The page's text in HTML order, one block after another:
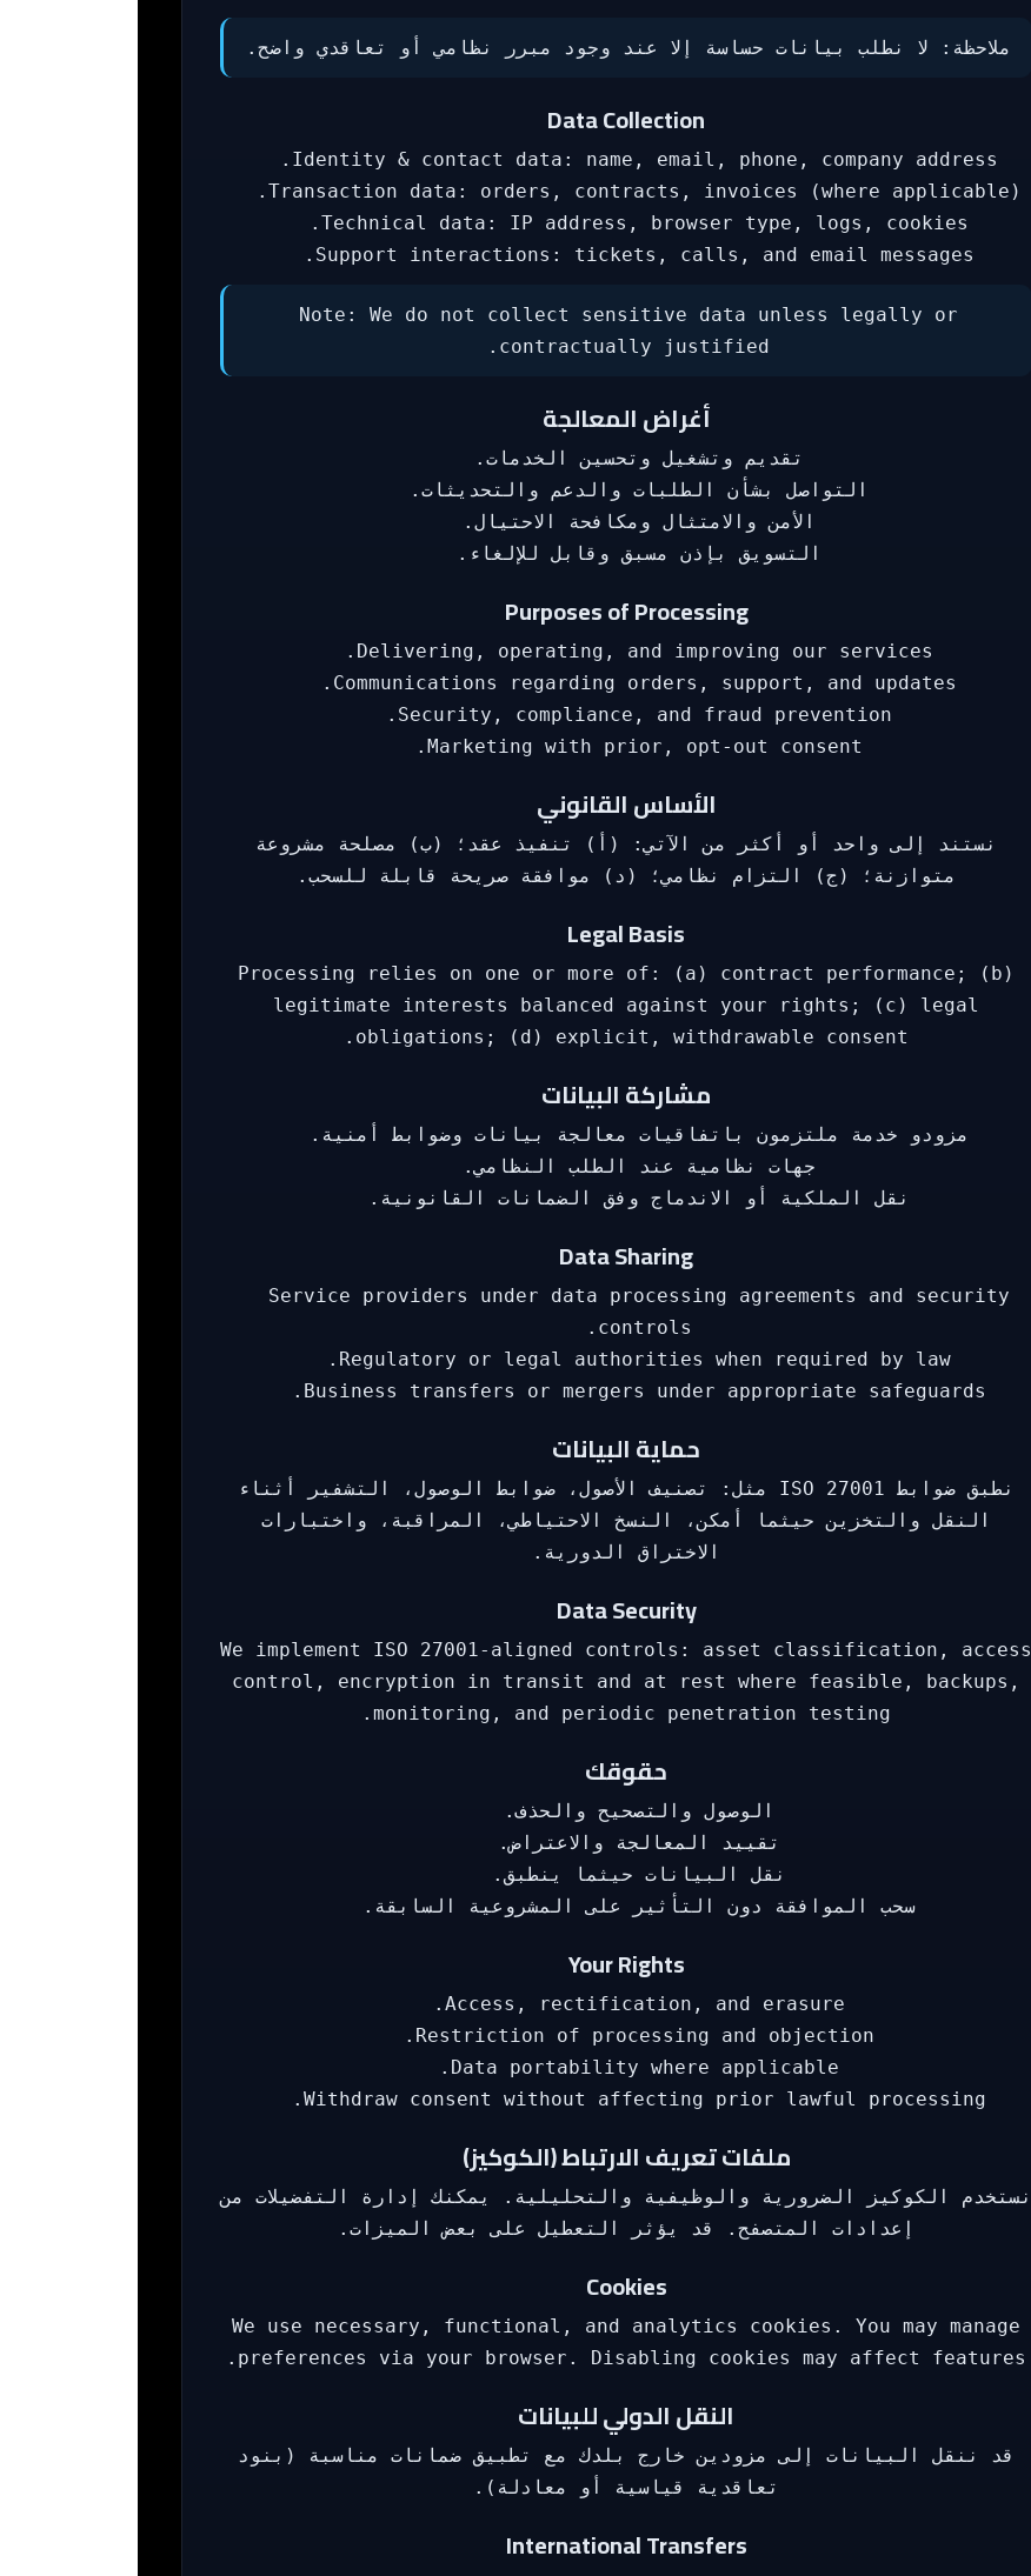
ملاحظة: لا نطلب بيانات حساسة إلا عند وجود مبرر نظامي أو تعاقدي واضح.
Data Collection
Identity & contact data: name, email, phone, company address.
Transaction data: orders, contracts, invoices (where applicable).
Technical data: IP address, browser type, logs, cookies.
Support interactions: tickets, calls, and email messages.
Note: We do not collect sensitive data unless legally or
contractually justified.
أغراض المعالجة
تقديم وتشغيل وتحسين الخدمات.
التواصل بشأن الطلبات والدعم والتحديثات.
الأمن والامتثال ومكافحة الاحتيال.
التسويق بإذن مسبق وقابل للإلغاء.
Purposes of Processing
Delivering, operating, and improving our services.
Communications regarding orders, support, and updates.
Security, compliance, and fraud prevention.
Marketing with prior, opt‑out consent.
الأساس القانوني
نستند إلى واحد أو أكثر من الآتي: (أ) تنفيذ عقد؛ (ب) مصلحة مشروعة
متوازنة؛ (ج) التزام نظامي؛ (د) موافقة صريحة قابلة للسحب.
Legal Basis
Processing relies on one or more of: (a) contract performance; (b)
legitimate interests balanced against your rights; (c) legal
obligations; (d) explicit, withdrawable consent.
مشاركة البيانات
مزودو خدمة ملتزمون باتفاقيات معالجة بيانات وضوابط أمنية.
جهات نظامية عند الطلب النظامي.
نقل الملكية أو الاندماج وفق الضمانات القانونية.
Data Sharing
Service providers under data processing agreements and security
controls.
Regulatory or legal authorities when required by law.
Business transfers or mergers under appropriate safeguards.
حماية البيانات
نطبق ضوابط ISO 27001 مثل: تصنيف الأصول، ضوابط الوصول، التشفير أثناء
النقل والتخزين حيثما أمكن، النسخ الاحتياطي، المراقبة، واختبارات
الاختراق الدورية.
Data Security
We implement ISO 27001‑aligned controls: asset classification, access
control, encryption in transit and at rest where feasible, backups,
monitoring, and periodic penetration testing.
حقوقك
الوصول والتصحيح والحذف.
تقييد المعالجة والاعتراض.
نقل البيانات حيثما ينطبق.
سحب الموافقة دون التأثير على المشروعية السابقة.
Your Rights
Access, rectification, and erasure.
Restriction of processing and objection.
Data portability where applicable.
Withdraw consent without affecting prior lawful processing.
ملفات تعريف الارتباط (الكوكيز)
نستخدم الكوكيز الضرورية والوظيفية والتحليلية. يمكنك إدارة التفضيلات من
إعدادات المتصفح. قد يؤثر التعطيل على بعض الميزات.
Cookies
We use necessary, functional, and analytics cookies. You may manage
preferences via your browser. Disabling cookies may affect features.
النقل الدولي للبيانات
قد ننقل البيانات إلى مزودين خارج بلدك مع تطبيق ضمانات مناسبة (بنود
تعاقدية قياسية أو معادلة).
International Transfers